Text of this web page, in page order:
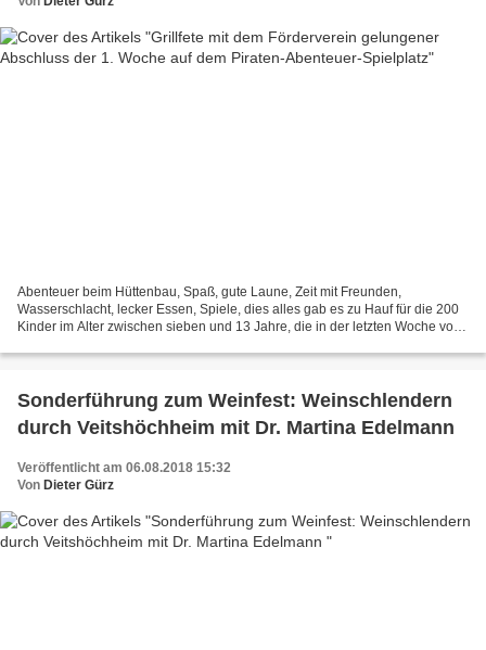
Abenteuer beim Hüttenbau, Spaß, gute Laune, Zeit mit Freunden,
Wasserschlacht, lecker Essen, Spiele, dies alles gab es zu Hauf für die 200
Kinder im Alter zwischen sieben und 13 Jahre, die in der letzten Woche von
Sonderführung zum Weinfest: Weinschlendern
durch Veitshöchheim mit Dr. Martina Edelmann
Veröffentlicht am 06.08.2018 15:32
Von Dieter Gürz